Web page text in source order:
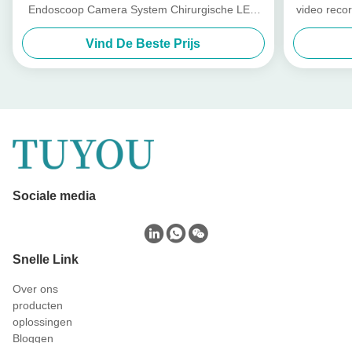
Endoscoop Camera System Chirurgische LED
Met Lichtbron
Vind De Beste Prijs
video
Sociale media
Snelle Link
Over ons
producten
oplossingen
Bloggen